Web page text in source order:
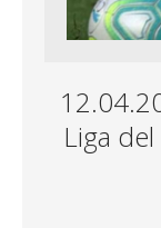
Liga